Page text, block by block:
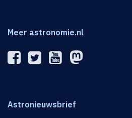
Meer astronomie.nl
Astronieuwsbrief